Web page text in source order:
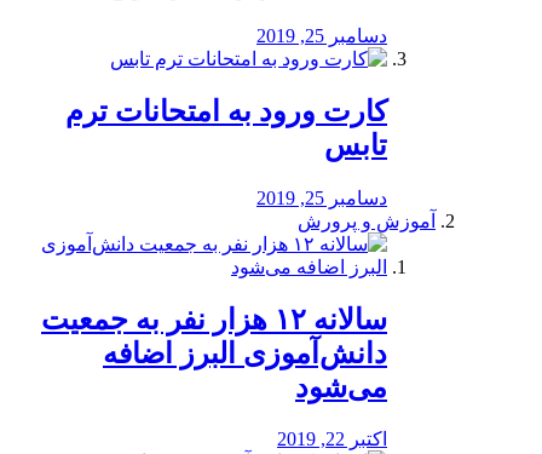
دسامبر 25, 2019
کارت ورود به امتحانات ترم
تابس
دسامبر 25, 2019
آموزش و پرورش
️سالانه ۱۲ هزار نفر به جمعیت
دانش‌آموزی البرز اضافه
می‌شود
اکتبر 22, 2019